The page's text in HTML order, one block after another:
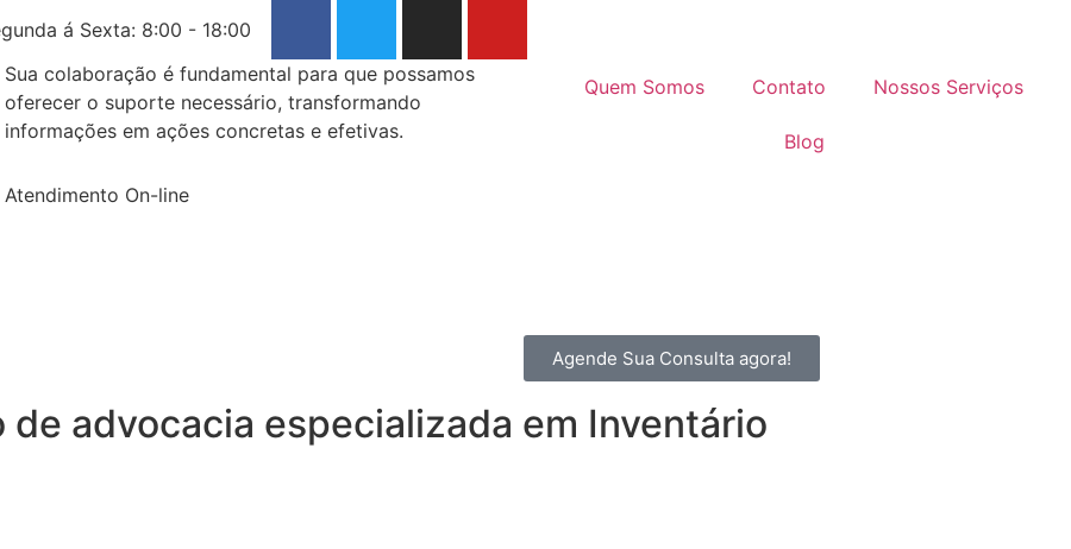
á Sexta: 8:00 - 18:00
Sua colaboração é fundamental para que possamos
oferecer o suporte necessário, transformando
informações em ações concretas e efetivas.
Atendimento On-line
Quem Somos Contato Nossos Serviços
Blog
Agende Sua Consulta agora!
advocacia especializada em Inventário